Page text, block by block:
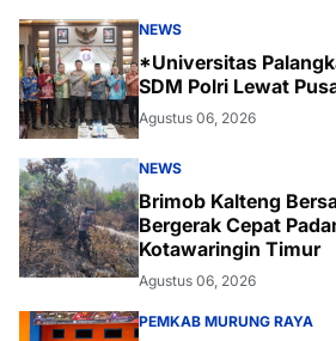
NEWS
*Universitas
SDM Polri Lewat
Agustus 06, 2026
NEWS
Brimob Kalteng
Bergerak Cepat
Kotawaringin Timur
Agustus 06, 2026
PEMKAB MURUNG RAYA